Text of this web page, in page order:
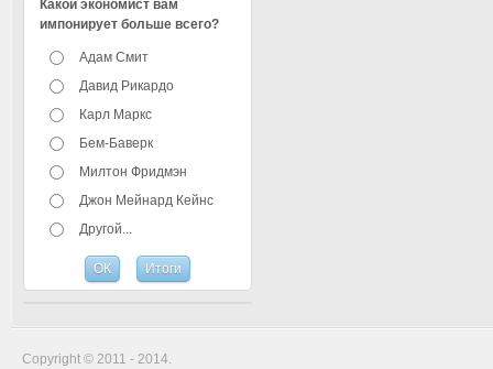
Какой экономист вам
импонирует больше всего?
Адам Смит
Давид Рикардо
Карл Маркс
Бем-Баверк
Милтон Фридмэн
Джон Мейнард Кейнс
Другой...
Copyright © 2011 - 2014.